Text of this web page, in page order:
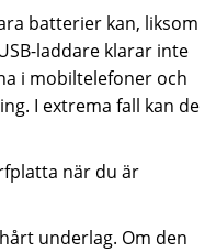
batterier kan, liksom
laddare klarar inte
i mobiltelefoner och
I extrema fall kan de
när du är
underlag. Om den